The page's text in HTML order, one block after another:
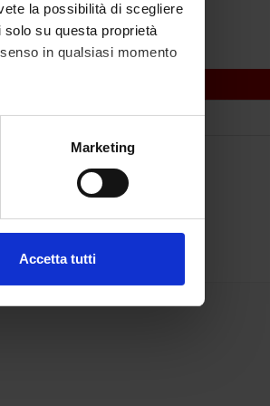
la possibilità di scegliere
su questa proprietà
in qualsiasi momento
metro,Marketing
Accetta tutti
Associato